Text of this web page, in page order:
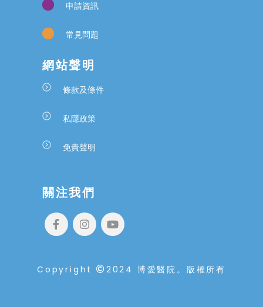
申請資訊
常見問題
網站聲明
條款及條件
私隱政策
免責聲明
關注我們
Copyright 2024 博愛醫院。版權所有